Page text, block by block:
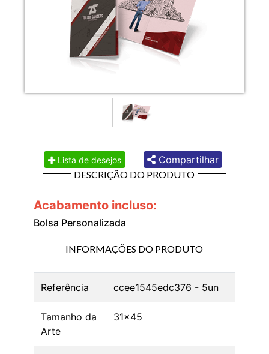
Lista de desejos Compartilhar
DESCRIÇÃO DO PRODUTO
Acabamento incluso:
Bolsa Personalizada
INFORMAÇÕES DO PRODUTO
Referência ccee1545edc376 - 5un
Tamanho da
Arte
31x45